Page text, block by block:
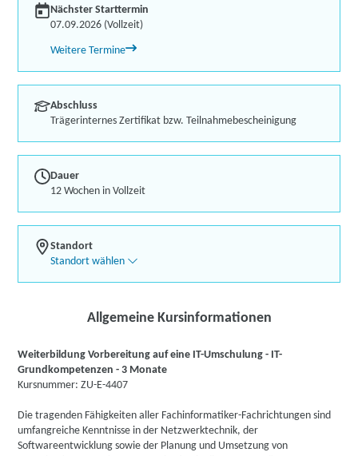
Nächster Starttermin
07.09.2026 (Vollzeit)
Weitere Termine
Abschluss
Trägerinternes Zertifikat bzw. Teilnahmebescheinigung
Dauer
12 Wochen in Vollzeit
Standort
Standort wählen
Allgemeine Kursinformationen
Weiterbildung Vorbereitung auf eine IT-Umschulung - IT-
Grundkompetenzen - 3 Monate
Kursnummer: ZU-E-4407
Die tragenden Fähigkeiten aller Fachinformatiker-Fachrichtungen sind
umfangreiche Kenntnisse in der Netzwerktechnik, der
Softwareentwicklung sowie der Planung und Umsetzung von